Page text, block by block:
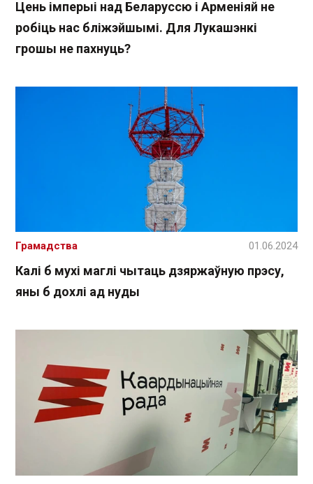
Цень імперыі над Беларуссю і Арменіяй не
робіць нас бліжэйшымі. Для Лукашэнкі
грошы не пахнуць?
Калі б мухі маглі чытаць дзяржаўную прэсу,
яны б дохлі ад нуды
Грамадства 01.06.2024